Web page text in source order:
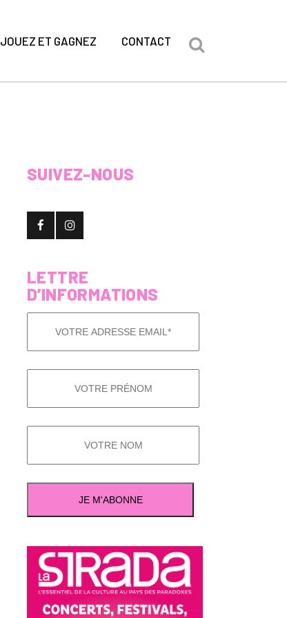
JOUEZ ET GAGNEZ CONTACT
SUIVEZ-NOUS
LETTRE
D’INFORMATIONS